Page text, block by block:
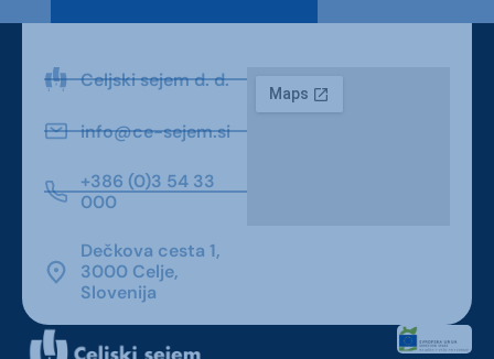
Celjski sejem d. d.
info@ce-sejem.si
+386 (0)3 54 33
000
Dečkova cesta 1,
3000 Celje,
Slovenija